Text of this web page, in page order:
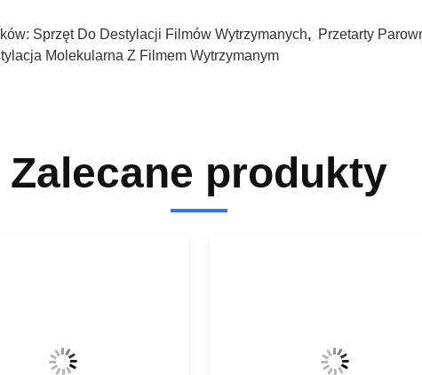
Sprzęt Do Destylacji Filmów Wytrzymanych, Przetarty
Molekularna Z Filmem Wytrzymanym
Zalecane produkty